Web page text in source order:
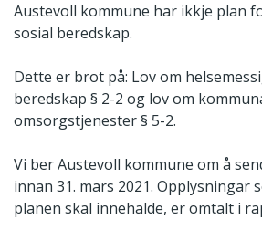
Austevoll kommune har ikkje plan
sosial beredskap.
Dette er brot på: Lov om
beredskap § 2-2 og lov om
omsorgstjenester § 5-2.
Vi ber Austevoll kommune om å
innan 31. mars 2021. Opplysningar
planen skal innehalde, er omtalt i